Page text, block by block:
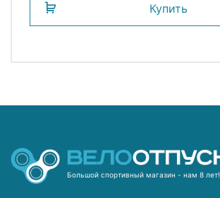
Купить
Большой спортивный магазин - нам 8 лет!